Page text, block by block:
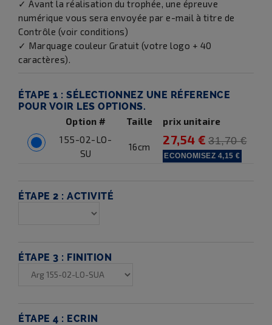
✓ Avant la réalisation du trophée, une épreuve
numérique vous sera envoyée par e-mail à titre de
Contrôle (voir conditions)
✓ Marquage couleur Gratuit (votre logo + 40
caractères).
ÉTAPE 1 : SÉLECTIONNEZ UNE RÉFERENCE
POUR VOIR LES OPTIONS.
Option # Taille
prix unitaire
155-02-LO-
SU
16cm 27,54 € 31,70 €
ECONOMISEZ 4,15 €
ÉTAPE 2 : ACTIVITÉ
ÉTAPE 3 : FINITION
ÉTAPE 4 : ECRIN